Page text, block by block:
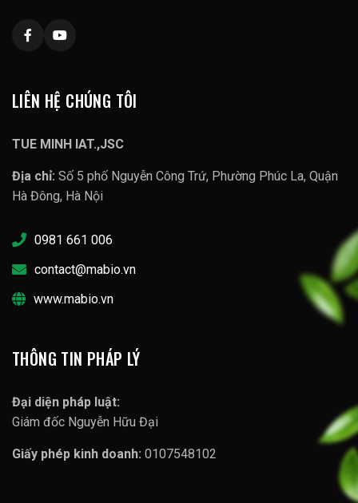
LIÊN HỆ CHÚNG TÔI
TUE MINH IAT.,JSC
Địa chỉ: Số 5 phố Nguyễn Công Trứ, Phường Phúc La, Quận
Hà Đông, Hà Nội
0981 661 006
contact@mabio.vn
www.mabio.vn
THÔNG TIN PHÁP LÝ
Đại diện pháp luật:
Giám đốc Nguyễn Hữu Đại
Giấy phép kinh doanh: 0107548102